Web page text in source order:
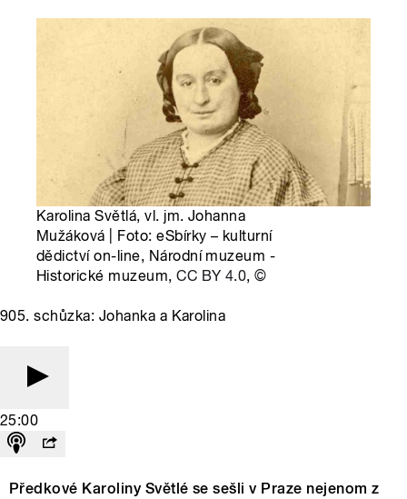
Karolina Světlá, vl. jm. Johanna
Mužáková | Foto: eSbírky – kulturní
dědictví on-line, Národní muzeum -
Historické muzeum,CC BY 4.0,©
905. schůzka: Johanka a Karolina
25:00
Předkové Karoliny Světlé se sešli v Praze nejenom z